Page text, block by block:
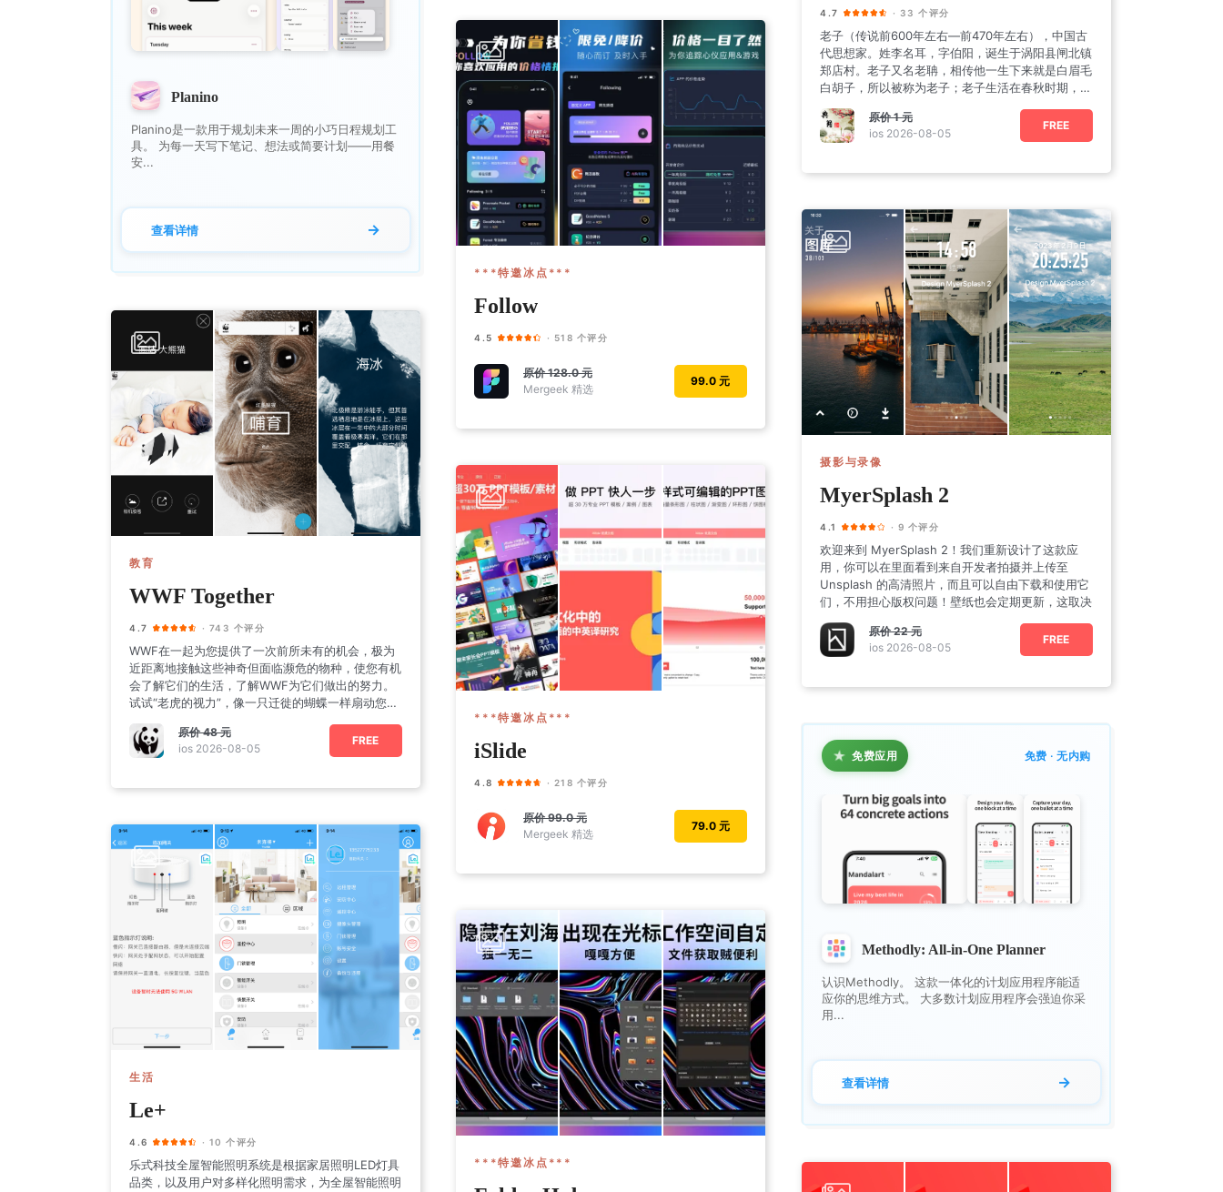
4.7 · 33 个评分
老子（传说前600年左右—前470年左右），中国古
代思想家。姓李名耳，字伯阳，诞生于涡阳县闸北镇
郑店村。老子又名老聃，相传他一生下来就是白眉毛
白胡子，所以被称为老子；老子生活在春秋时期，曾
在东周国都洛
原价1 元
ios 2026-08-05
FREE
Planino
Planino是一款用于规划未来一周的小巧日程规划工
具。 为每一天写下笔记、想法或简要计划——用餐
安...
查看详情 →
***特邀冰点***
Follow
4.5 · 518 个评分
原价128.0 元
Mergeek 精选
99.0 元
摄影与录像
MyerSplash 2
4.1 · 9 个评分
欢迎来到 MyerSplash 2！我们重新设计了这款应
用，你可以在里面看到来自开发者拍摄并上传至
Unsplash 的高清照片，而且可以自由下载和使用它
们，不用担心版权问题！壁纸也会定期更新，这取决
原价22 元
ios 2026-08-05
FREE
教育
WWF Together
4.7 · 743 个评分
WWF在一起为您提供了一次前所未有的机会，极为
近距离地接触这些神奇但面临濒危的物种，使您有机
会了解它们的生活，了解WWF为它们做出的努力。
试试“老虎的视力”，像一只迁徙的蝴蝶一样扇动您的
翅膀，砍下熊猫
原价48 元
ios 2026-08-05
FREE
***特邀冰点***
iSlide
4.8 · 218 个评分
原价99.0 元
Mergeek 精选
79.0 元
★ 免费应用 免费 · 无内购
Methodly: All-in-One Planner
认识Methodly。 这款一体化的计划应用程序能适
应你的思维方式。 大多数计划应用程序会强迫你采
用...
查看详情 →
生活
Le+
4.6 · 10 个评分
乐式科技全屋智能照明系统是根据家居照明LED灯具
品类，以及用户对多样化照明需求，为全屋智能照明
***特邀冰点***